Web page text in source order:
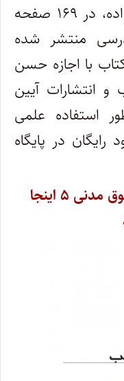
دادخواست های موضوع خانواده، در ۱۶۹ صفحه
منتشر شده
با اجازه حسن
انتشارات آیین
استفاده علمی
در پایگاه
برای دانلود رایگان کتاب حقوق مدنی ۵ اینجا